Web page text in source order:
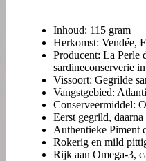
Inhoud: 115 gram
Herkomst: Vendée,
Producent: La Perle
sardineconserverie
Vissoort: Gegrilde
Vangstgebied:
Conserveermiddel:
Eerst gegrild, daarna
Authentieke Piment
Rokerig en mild
Rijk aan Omega-3,